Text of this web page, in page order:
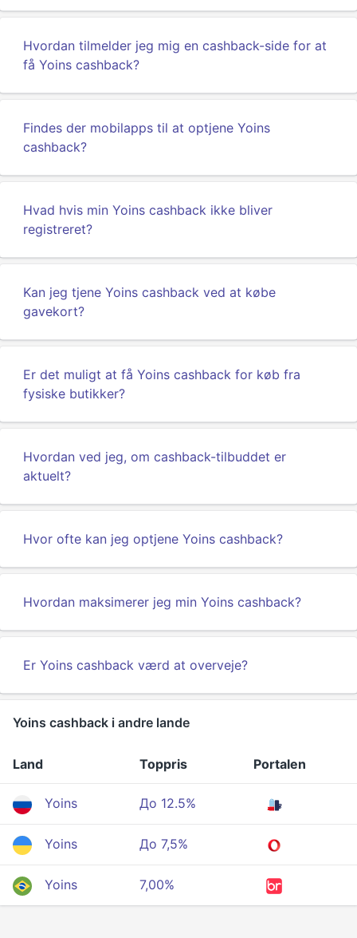
Hvordan tilmelder jeg mig en cashback-side for at
få Yoins cashback?
Findes der mobilapps til at optjene Yoins
cashback?
Hvad hvis min Yoins cashback ikke bliver
registreret?
Kan jeg tjene Yoins cashback ved at købe
gavekort?
Er det muligt at få Yoins cashback for køb fra
fysiske butikker?
Hvordan ved jeg, om cashback-tilbuddet er
aktuelt?
Hvor ofte kan jeg optjene Yoins cashback?
Hvordan maksimerer jeg min Yoins cashback?
Er Yoins cashback værd at overveje?
Yoins cashback i andre lande
Land Toppris Portalen
Yoins До 12.5%
Yoins До 7,5%
Yoins 7,00%